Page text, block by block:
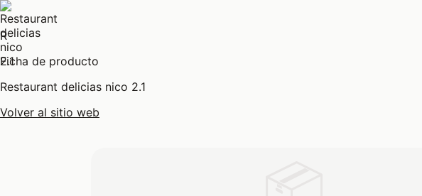
R
Ficha de producto
Restaurant delicias nico 2.1
Volver al sitio web